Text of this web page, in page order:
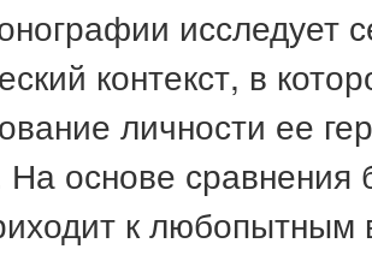
исследует
контекст, в
личности ее
На основе
к